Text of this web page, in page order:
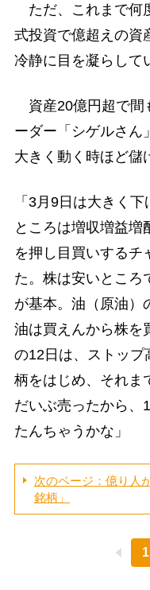
ただ、これまで何
式投資で億超えの資
冷静に目を凝らして
資産20億円超で間
ーダー「シゲルさん
大きく動く時ほど儲
「3月9日は大きく
ところは増収増益増
を押し目買いするチ
た。株は安いところ
が基本。油（原油）
油は買えんから株を
の12日は、ストップ
柄をはじめ、それま
だいぶ売ったから、
たんちゃうかな」
次のページ：億り人
銘柄」
1